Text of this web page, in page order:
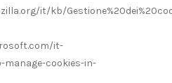
it/kb/
it-
cookies-in-